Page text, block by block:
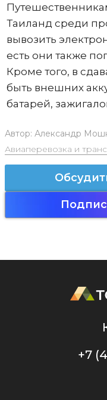
Таиланд среди
вывозить
есть они также
Кроме того, в
быть внешних
батарей,
Автор: Александр
Авиаперевозка и
+7